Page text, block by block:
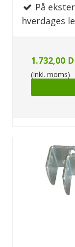
På
hverdages
1.732,00
(Inkl. moms)